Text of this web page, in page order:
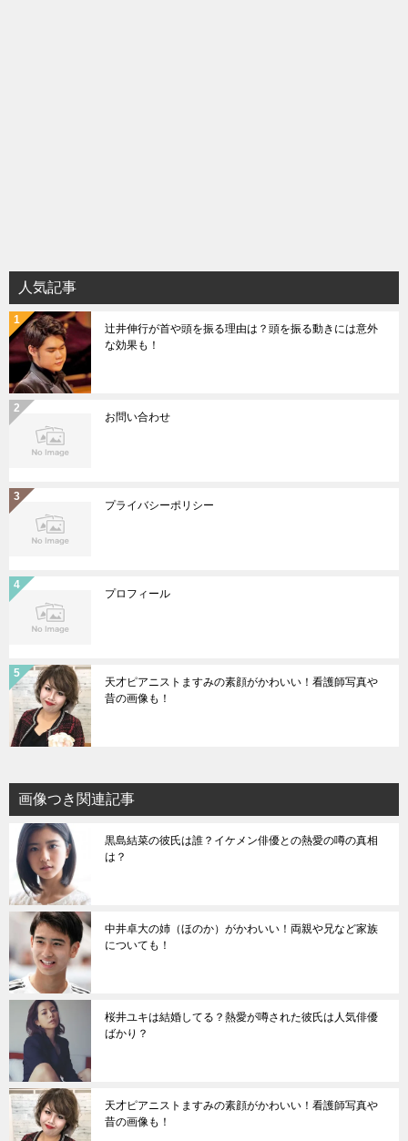
人気記事
辻井伸行が首や頭を振る理由は？頭を振る動きには意外
な効果も！
お問い合わせ
プライバシーポリシー
プロフィール
天才ピアニストますみの素顔がかわいい！看護師写真や
昔の画像も！
画像つき関連記事
黒島結菜の彼氏は誰？イケメン俳優との熱愛の噂の真相
は？
中井卓大の姉（ほのか）がかわいい！両親や兄など家族
についても！
桜井ユキは結婚してる？熱愛が噂された彼氏は人気俳優
ばかり？
天才ピアニストますみの素顔がかわいい！看護師写真や
昔の画像も！